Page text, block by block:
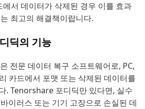
에서 데이터가 삭제된 경우 이를 효과
최고의 해결책이랍니다.
딕의 기능
전문 데이터 복구 소프트웨어로, PC,
카드에서 포맷 또는 삭제된 데이터를
. Tenorshare 포디딕만 있다면, 실수
이러스 또는 기기 고장으로 손실된 데